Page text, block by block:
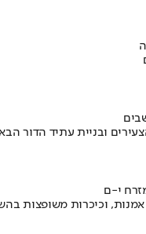
ובניית עתיד הדור
י-ם